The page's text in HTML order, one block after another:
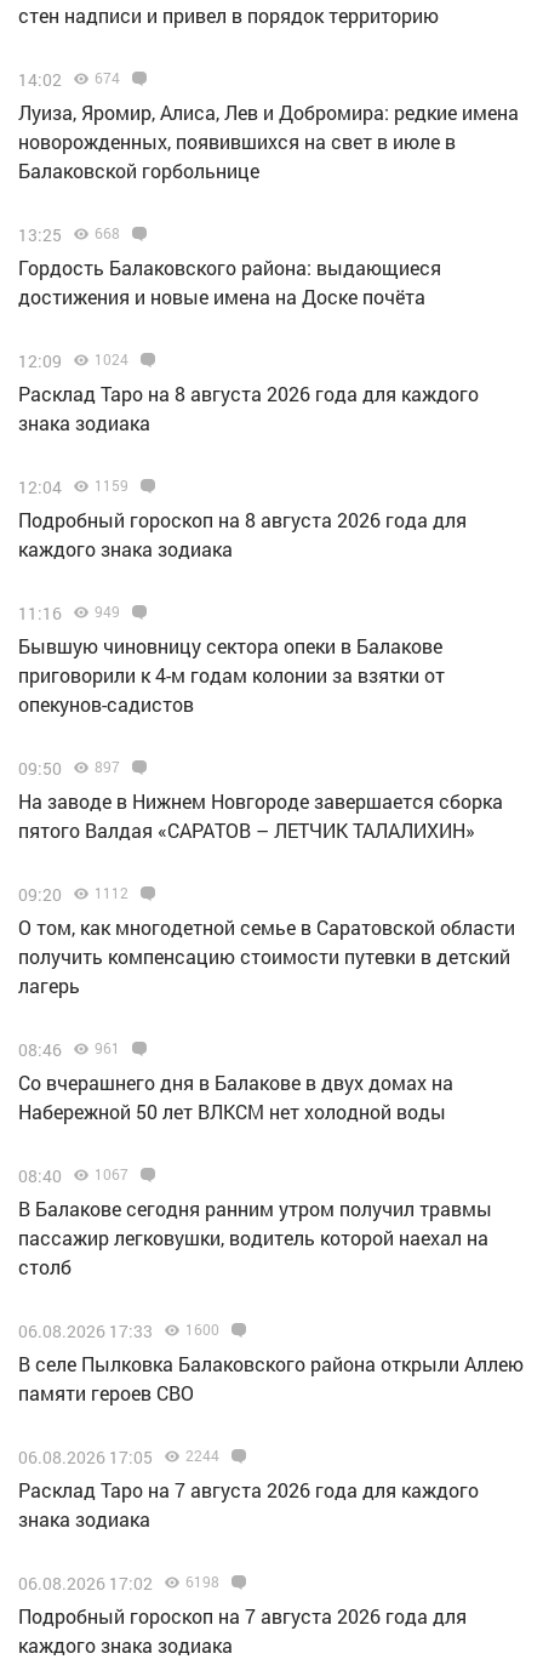
стен надписи и привел в порядок территорию
14:02 674
Луиза, Яромир, Алиса, Лев и Добромира: редкие имена
новорожденных, появившихся на свет в июле в
Балаковской горбольнице
13:25 668
Гордость Балаковского района: выдающиеся
достижения и новые имена на Доске почёта
12:09 1024
Расклад Таро на 8 августа 2026 года для каждого
знака зодиака
12:04 1159
Подробный гороскоп на 8 августа 2026 года для
каждого знака зодиака
11:16 949
Бывшую чиновницу сектора опеки в Балакове
приговорили к 4-м годам колонии за взятки от
опекунов-садистов
09:50 897
Н️а заводе в Нижнем Новгороде завершается сборка
пятого Валдая «САРАТОВ – ЛЕТЧИК ТАЛАЛИХИН»
09:20 1112
О том, как многодетной семье в Саратовской области
получить компенсацию стоимости путевки в детский
лагерь
08:46 961
Со вчерашнего дня в Балакове в двух домах на
Набережной 50 лет ВЛКСМ нет холодной воды
08:40 1067
В Балакове сегодня ранним утром получил травмы
пассажир легковушки, водитель которой наехал на
столб
06.08.2026 17:33 1600
В селе Пылковка Балаковского района открыли Аллею
памяти героев СВО
06.08.2026 17:05 2244
Расклад Таро на 7 августа 2026 года для каждого
знака зодиака
06.08.2026 17:02 6198
Подробный гороскоп на 7 августа 2026 года для
каждого знака зодиака